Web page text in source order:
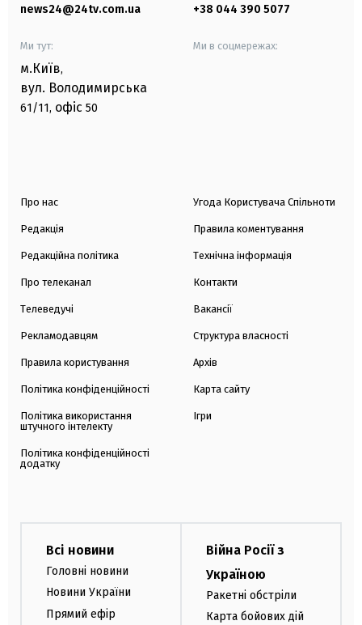
news24@24tv.com.ua +38 044 390 5077
Ми тут:
м.Київ,
вул. Володимирська
61/11, офіс 50
Ми в соцмережах:
Про нас
Редакція
Редакційна політика
Про телеканал
Телеведучі
Рекламодавцям
Правила користування
Політика конфіденційності
Політика використання
штучного інтелекту
Політика конфіденційності
додатку
Угода Користувача Спільноти
Правила коментування
Технічна інформація
Контакти
Вакансії
Структура власності
Архів
Карта сайту
Ігри
Всі новини
Головні новини
Новини України
Прямий ефір
Війна Росії з
Україною
Ракетні обстріли
Карта бойових дій